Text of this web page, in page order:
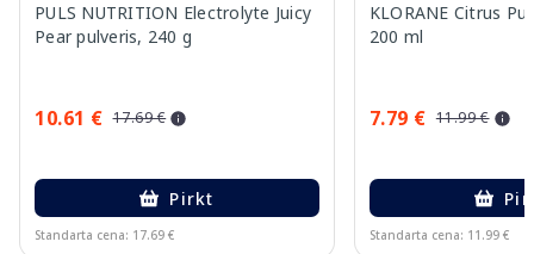
PULS NUTRITION Electrolyte Juicy
Pear pulveris, 240 g
10.61 € 17.69 €
Pirkt
Standarta cena: 17.69 €
KLORANE Citrus
200 ml
7.79 € 11.99 €
Standarta cena: 11.99 €